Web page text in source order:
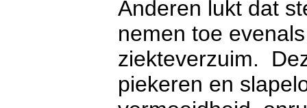
Anderen lukt dat
nemen toe
ziekteverzuim.
piekeren en